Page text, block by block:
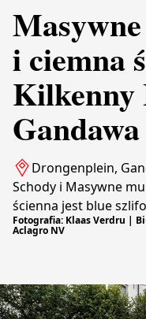
i ciemna
Kilkenny
Drongenplein,
Schody i Masywne
ścienna jest blue
Fotografia: Klaas Verdru |
Aclagro NV